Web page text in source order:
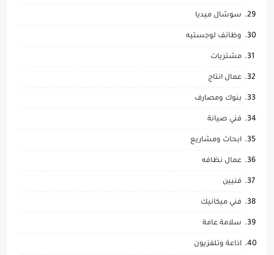
سوشال ميديا
وظائف لوجستيه
مشتريات
عمال انتاج
بنوك ومصارف
فني صيانة
ابحاث ومشاريع
عمال نظافه
فنيين
فني ميكانيك
سلامة عامة
اذاعة وتلفزيون